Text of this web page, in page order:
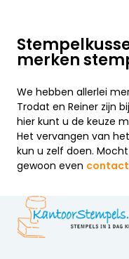
merken
We hebben allerlei
Trodat en Reiner zijn
hier kunt u de keuze
Het vervangen van
kun u zelf doen.
gewoon even contact